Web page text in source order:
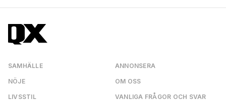
SAMHÄLLE
NÖJE
LIVSSTIL
ANNONSERA
OM OSS
VANLIGA FRÅGOR OCH SVAR